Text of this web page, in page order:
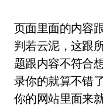
页面里面的内容
判若云泥，这跟
题跟内容不符合
录你的就算不错
你的网站里面来